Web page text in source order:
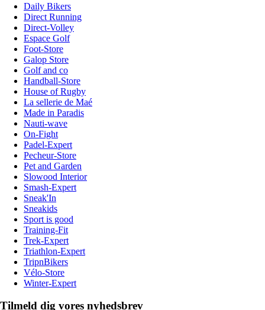
Daily Bikers
Direct Running
Direct-Volley
Espace Golf
Foot-Store
Galop Store
Golf and co
Handball-Store
House of Rugby
La sellerie de Maé
Made in Paradis
Nauti-wave
On-Fight
Padel-Expert
Pecheur-Store
Pet and Garden
Slowood Interior
Smash-Expert
Sneak'In
Sneakids
Sport is good
Training-Fit
Trek-Expert
Triathlon-Expert
TripnBikers
Vélo-Store
Winter-Expert
Tilmeld dig vores nyhedsbrev